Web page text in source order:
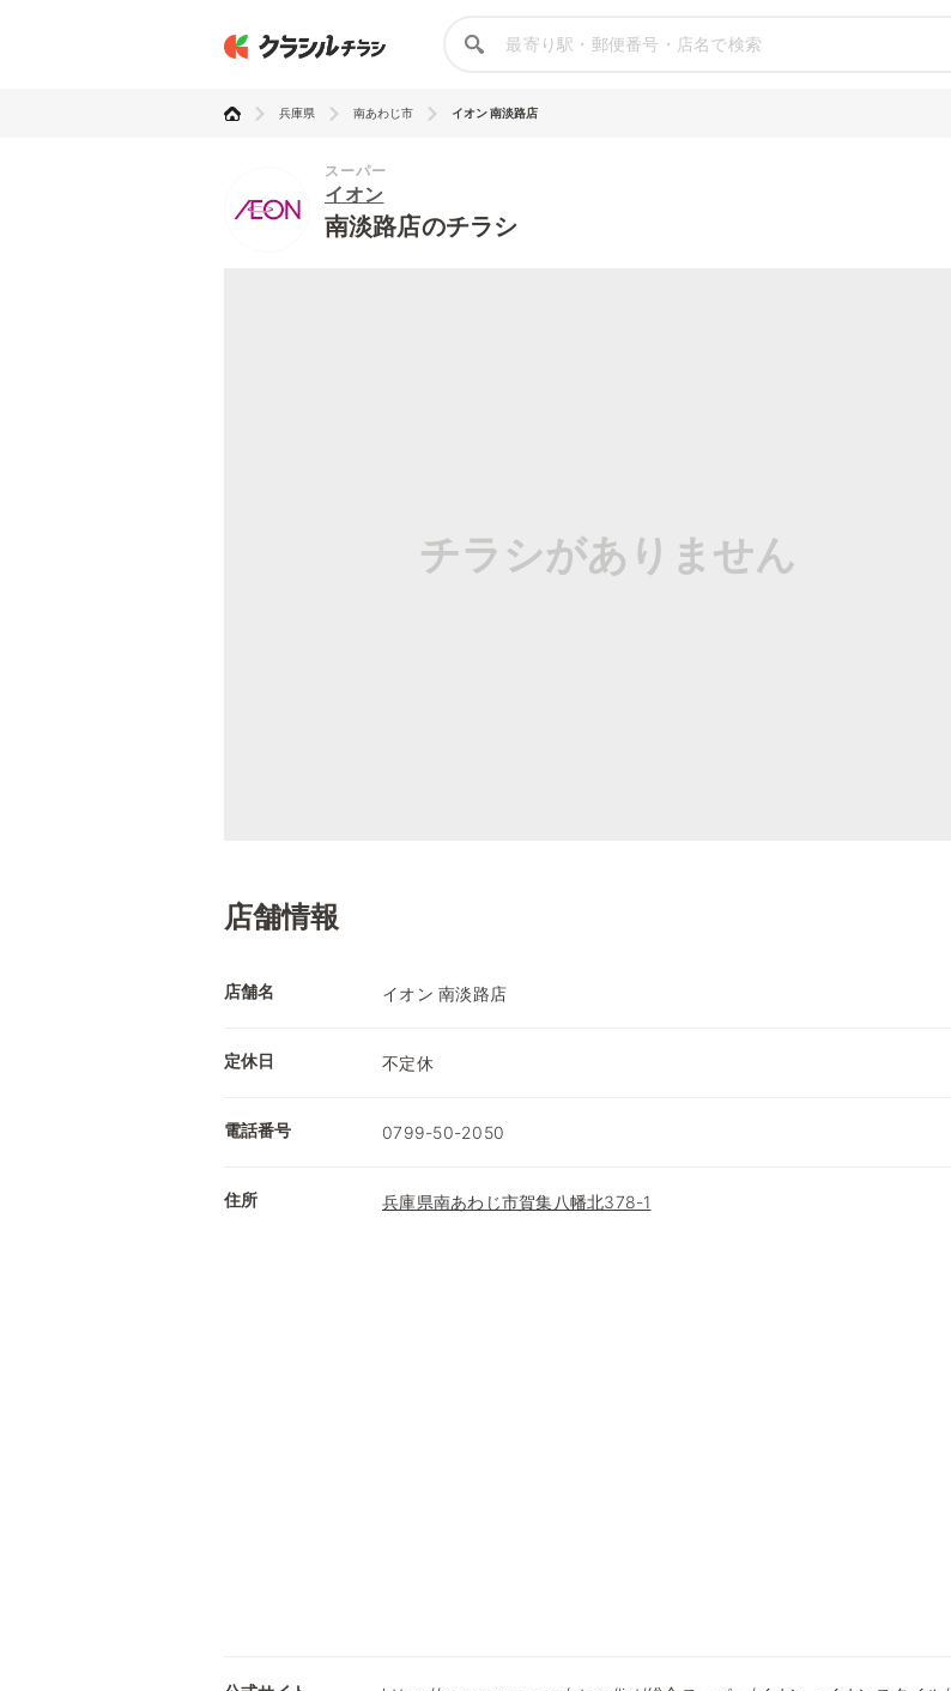
兵庫県 南あわじ市 イオン 南淡路店
スーパー
イオン
南淡路店のチラシ
チラシがありません
店舗情報
店舗名 イオン 南淡路店
定休日 不定休
電話番号 0799-50-2050
住所 兵庫県南あわじ市賀集八幡北378-1